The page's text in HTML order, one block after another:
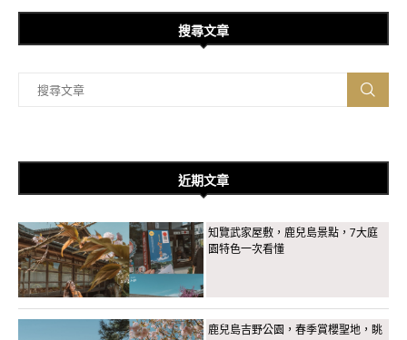
搜尋文章
近期文章
知覽武家屋敷，鹿兒島景點，7大庭
園特色一次看懂
鹿兒島吉野公園，春季賞櫻聖地，眺